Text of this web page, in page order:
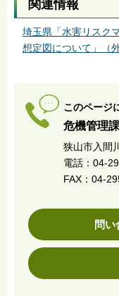
関連情報
埼玉県「水害リスク
想定図について」（
このページ
危機管理課
狭山市入間
電話：04-
FAX：04-
問い